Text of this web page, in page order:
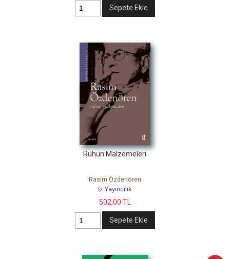
Sepete Ekle
Ruhun Malzemeleri
Rasim Özdenören
İz Yayıncılık
502,00 TL
Sepete Ekle